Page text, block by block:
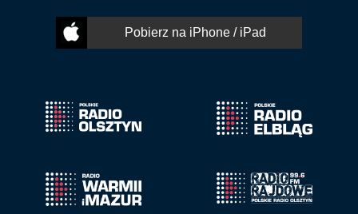
Pobierz na iPhone / iPad